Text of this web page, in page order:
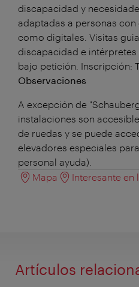
discapacidad y
adaptadas a personas
como digitales. Visitas
discapacidad e
bajo petición. Inscripción:
Observaciones
A excepción de
instalaciones son
de ruedas y se puede
elevadores especiales
personal ayuda).
Mapa
Interesante en
Artículos